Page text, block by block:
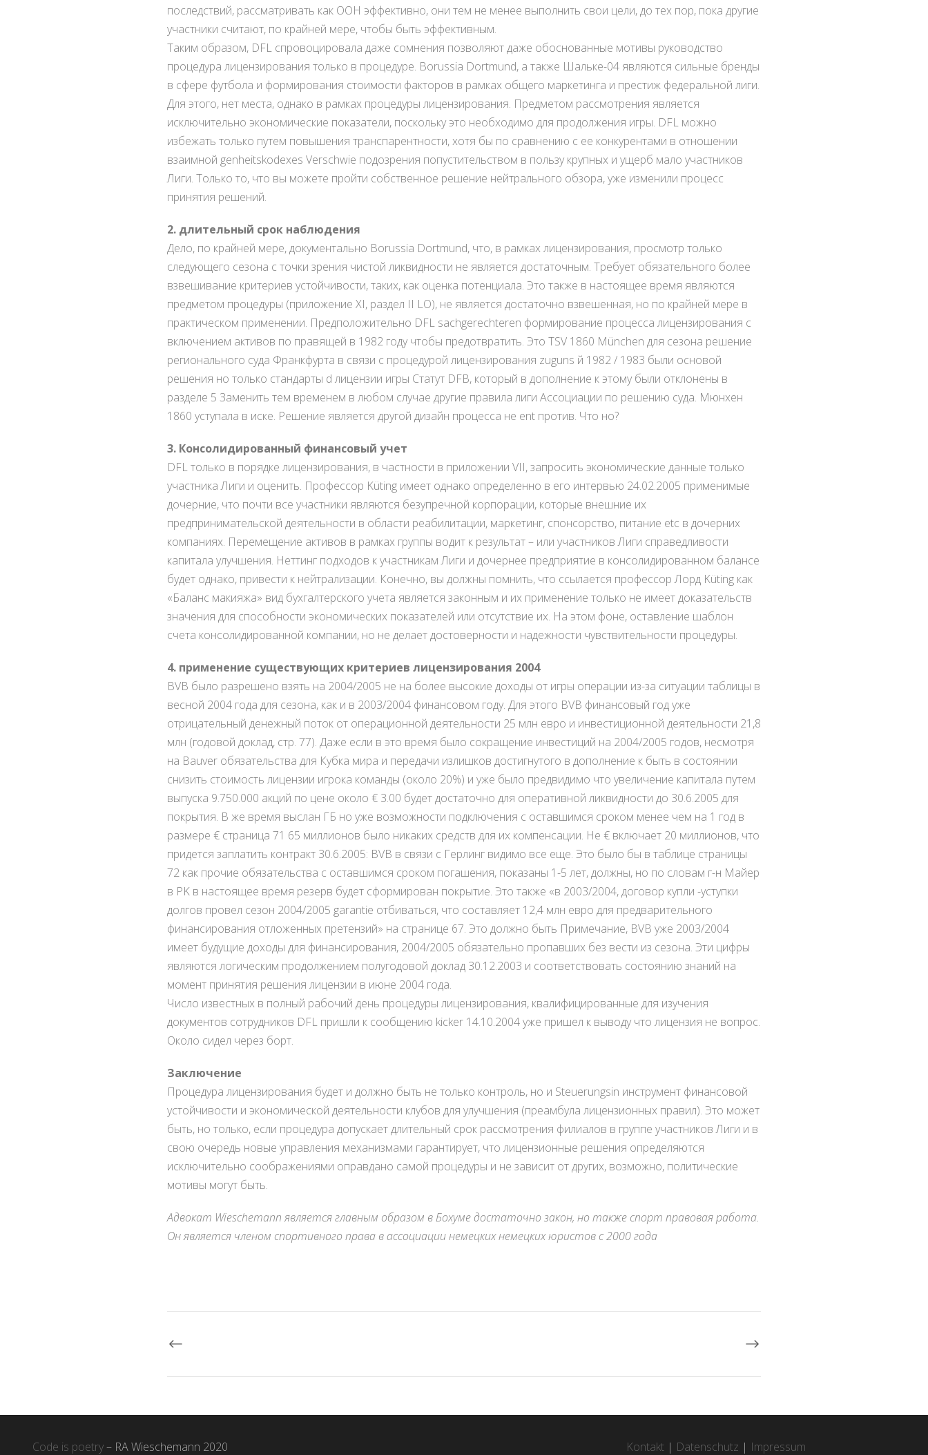
последствий, рассматривать как ООН эффективно, они тем не менее выполнить свои цели, до тех пор, пока другие
участники считают, по крайней мере, чтобы быть эффективным.
Таким образом, DFL спровоцировала даже сомнения позволяют даже обоснованные мотивы руководство
процедура лицензирования только в процедуре. Borussia Dortmund, а также Шальке-04 являются сильные бренды
в сфере футбола и формирования стоимости факторов в рамках общего маркетинга и престиж федеральной лиги.
Для этого, нет места, однако в рамках процедуры лицензирования. Предметом рассмотрения является
исключительно экономические показатели, поскольку это необходимо для продолжения игры. DFL можно
избежать только путем повышения транспарентности, хотя бы по сравнению с ее конкурентами в отношении
взаимной genheitskodexes Verschwie подозрения попустительством в пользу крупных и ущерб мало участников
Лиги. Только то, что вы можете пройти собственное решение нейтрального обзора, уже изменили процесс
принятия решений.
2. длительный срок наблюдения
Дело, по крайней мере, документально Borussia Dortmund, что, в рамках лицензирования, просмотр только
следующего сезона с точки зрения чистой ликвидности не является достаточным. Требует обязательного более
взвешивание критериев устойчивости, таких, как оценка потенциала. Это также в настоящее время являются
предметом процедуры (приложение XI, раздел II LO), не является достаточно взвешенная, но по крайней мере в
практическом применении. Предположительно DFL sachgerechteren формирование процесса лицензирования с
включением активов по правящей в 1982 году чтобы предотвратить. Это TSV 1860 München для сезона решение
регионального суда Франкфурта в связи с процедурой лицензирования zuguns й 1982 / 1983 были основой
решения но только стандарты d лицензии игры Статут DFB, который в дополнение к этому были отклонены в
разделе 5 Заменить тем временем в любом случае другие правила лиги Ассоциации по решению суда. Мюнхен
1860 уступала в иске. Решение является другой дизайн процесса не ent против. Что но?
3. Консолидированный финансовый учет
DFL только в порядке лицензирования, в частности в приложении VII, запросить экономические данные только
участника Лиги и оценить. Профессор Küting имеет однако определенно в его интервью 24.02.2005 применимые
дочерние, что почти все участники являются безупречной корпорации, которые внешние их
предпринимательской деятельности в области реабилитации, маркетинг, спонсорство, питание etc в дочерних
компаниях. Перемещение активов в рамках группы водит к результат – или участников Лиги справедливости
капитала улучшения. Неттинг подходов к участникам Лиги и дочернее предприятие в консолидированном балансе
будет однако, привести к нейтрализации. Конечно, вы должны помнить, что ссылается профессор Лорд Küting как
«Баланс макияжа» вид бухгалтерского учета является законным и их применение только не имеет доказательств
значения для способности экономических показателей или отсутствие их. На этом фоне, оставление шаблон
счета консолидированной компании, но не делает достоверности и надежности чувствительности процедуры.
4. применение существующих критериев лицензирования 2004
BVB было разрешено взять на 2004/2005 не на более высокие доходы от игры операции из-за ситуации таблицы в
весной 2004 года для сезона, как и в 2003/2004 финансовом году. Для этого BVB финансовый год уже
отрицательный денежный поток от операционной деятельности 25 млн евро и инвестиционной деятельности 21,8
млн (годовой доклад, стр. 77). Даже если в это время было сокращение инвестиций на 2004/2005 годов, несмотря
на Bauver обязательства для Кубка мира и передачи излишков достигнутого в дополнение к быть в состоянии
снизить стоимость лицензии игрока команды (около 20%) и уже было предвидимо что увеличение капитала путем
выпуска 9.750.000 акций по цене около € 3.00 будет достаточно для оперативной ликвидности до 30.6.2005 для
покрытия. В же время выслан ГБ но уже возможности подключения с оставшимся сроком менее чем на 1 год в
размере € страница 71 65 миллионов было никаких средств для их компенсации. Не € включает 20 миллионов, что
придется заплатить контракт 30.6.2005: BVB в связи с Герлинг видимо все еще. Это было бы в таблице страницы
72 как прочие обязательства с оставшимся сроком погашения, показаны 1-5 лет, должны, но по словам г-н Майер
в PK в настоящее время резерв будет сформирован покрытие. Это также «в 2003/2004, договор купли -уступки
долгов провел сезон 2004/2005 garantie отбиваться, что составляет 12,4 млн евро для предварительного
финансирования отложенных претензий» на странице 67. Это должно быть Примечание, BVB уже 2003/2004
имеет будущие доходы для финансирования, 2004/2005 обязательно пропавших без вести из сезона. Эти цифры
являются логическим продолжением полугодовой доклад 30.12.2003 и соответствовать состоянию знаний на
момент принятия решения лицензии в июне 2004 года.
Число известных в полный рабочий день процедуры лицензирования, квалифицированные для изучения
документов сотрудников DFL пришли к сообщению kicker 14.10.2004 уже пришел к выводу что лицензия не вопрос.
Около сидел через борт.
Заключение
Процедура лицензирования будет и должно быть не только контроль, но и Steuerungsin инструмент финансовой
устойчивости и экономической деятельности клубов для улучшения (преамбула лицензионных правил). Это может
быть, но только, если процедура допускает длительный срок рассмотрения филиалов в группе участников Лиги и в
свою очередь новые управления механизмами гарантирует, что лицензионные решения определяются
исключительно соображениями оправдано самой процедуры и не зависит от других, возможно, политические
мотивы могут быть.
Адвокат Wieschemann является главным образом в Бохуме достаточно закон, но также спорт правовая работа.
Он является членом спортивного права в ассоциации немецких немецких юристов с 2000 года
Code is poetry– RA Wieschemann 2020 Kontakt| Datenschutz | Impressum